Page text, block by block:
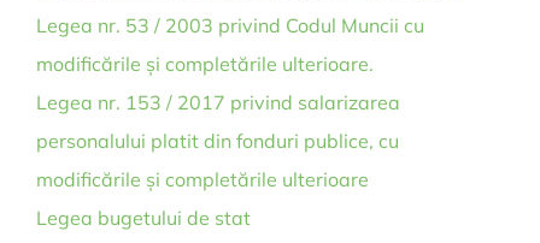
Legea nr. 53 / 2003 privind Codul Muncii cu
modificările și completările ulterioare.
Legea nr. 153 / 2017 privind salarizarea
personalului platit din fonduri publice, cu
modificările și completările ulterioare
Legea bugetului de stat